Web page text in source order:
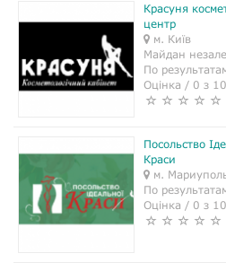
Красуня
центр
м. Київ
Майдан
По
Оцінка / 0 з 10
Посольство
Краси
м.
По
Оцінка / 0 з 10